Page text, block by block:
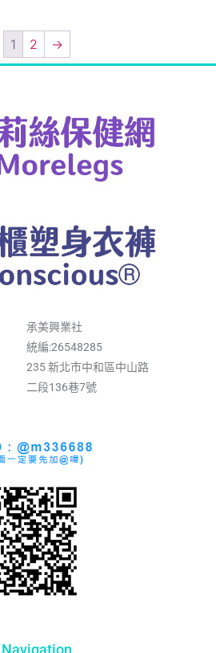
1 2 →
承美興業社
統編:26548285
235 新北市中和區中山路
二段136巷7號
Navigation